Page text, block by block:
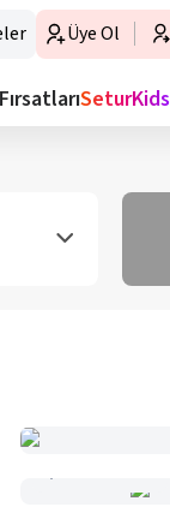
Üye Ol
SeturKids